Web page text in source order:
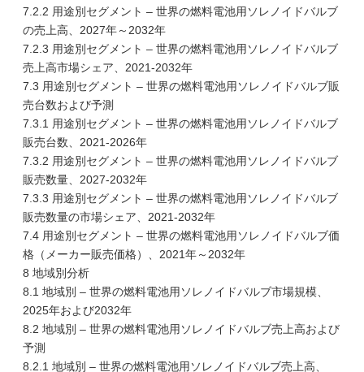
7.2.2 用途別セグメント – 世界の燃料電池用ソレノイドバルブ
の売上高、2027年～2032年
7.2.3 用途別セグメント – 世界の燃料電池用ソレノイドバルブ
売上高市場シェア、2021-2032年
7.3 用途別セグメント – 世界の燃料電池用ソレノイドバルブ販
売台数および予測
7.3.1 用途別セグメント – 世界の燃料電池用ソレノイドバルブ
販売台数、2021-2026年
7.3.2 用途別セグメント – 世界の燃料電池用ソレノイドバルブ
販売数量、2027-2032年
7.3.3 用途別セグメント – 世界の燃料電池用ソレノイドバルブ
販売数量の市場シェア、2021-2032年
7.4 用途別セグメント – 世界の燃料電池用ソレノイドバルブ価
格（メーカー販売価格）、2021年～2032年
8 地域別分析
8.1 地域別 – 世界の燃料電池用ソレノイドバルブ市場規模、
2025年および2032年
8.2 地域別 – 世界の燃料電池用ソレノイドバルブ売上高および
予測
8.2.1 地域別 – 世界の燃料電池用ソレノイドバルブ売上高、